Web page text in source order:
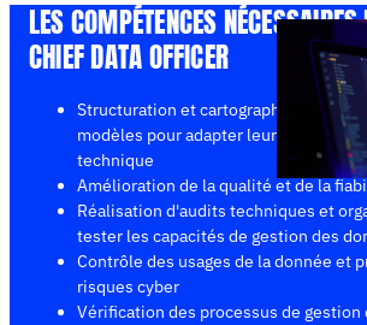
LES COMPÉTENCES
CHIEF DATA OFFICER
Structuration et cartographie des
modèles pour adapter leur mobilité
technique
Amélioration de la qualité et de la
Réalisation d'audits techniques et
tester les capacités de gestion des
Contrôle des usages de la donnée et
risques cyber
Vérification des processus de gestion